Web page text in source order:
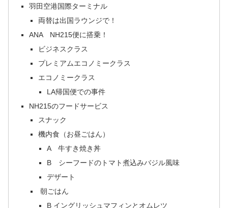
羽田空港国際ターミナル
両替は出国ラウンジで！
ANA NH215便に搭乗！
ビジネスクラス
プレミアムエコノミークラス
エコノミークラス
LA帰国便での事件
NH215のフードサービス
スナック
機内食（お昼ごはん）
A 牛すき焼き丼
B シーフードのトマト煮込みバジル風味
デザート
朝ごはん
B イングリッシュマフィンとオムレツ